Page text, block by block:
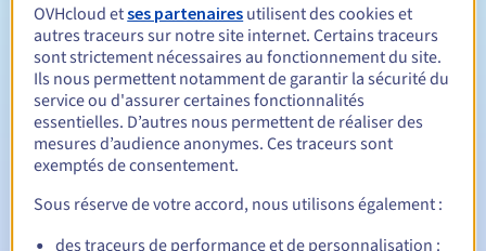
Durée de renouvellement Entre 1 et 10 ans
Période de rédemption
Notifications automatiques :
OVHcloud etses partenaires utilisent des cookies et
autres traceurs sur notre site internet. Certains traceurs
sont strictement nécessaires au fonctionnement du site.
Ils nous permettent notamment de garantir la sécurité du
service ou d'assurer certaines fonctionnalités
essentielles. D’autres nous permettent de réaliser des
mesures d’audience anonymes. Ces traceurs sont
exemptés de consentement.
Sous réserve de votre accord, nous utilisons également :
des traceurs de performance et de personnalisation :